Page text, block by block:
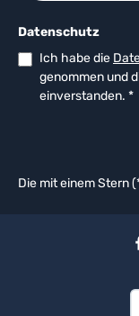
Datenschutz
Ich habe die
genommen und
einverstanden. *
Die mit einem Stern